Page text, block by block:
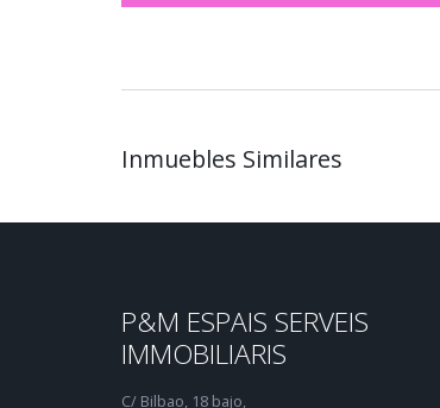
Inmuebles Similares
P&M ESPAIS SERVEIS
IMMOBILIARIS
C/ Bilbao, 18 bajo,